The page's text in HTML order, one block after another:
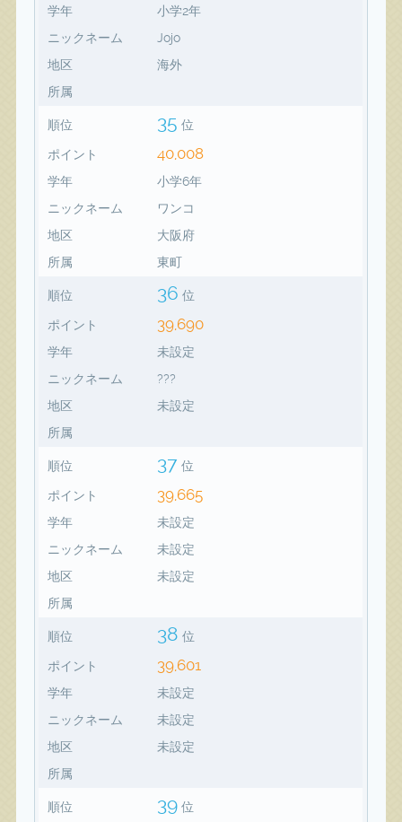
学年
小学2年
ニックネーム
Jojo
地区
海外
所属
順位 35 位
ポイント 40,008
学年
小学6年
ニックネーム
ワンコ
地区
大阪府
所属
東町
順位 36 位
ポイント 39,690
学年
未設定
ニックネーム
???
地区
未設定
所属
順位 37 位
ポイント 39,665
学年
未設定
ニックネーム
未設定
地区
未設定
所属
順位 38 位
ポイント 39,601
学年
未設定
ニックネーム
未設定
地区
未設定
所属
順位 39 位